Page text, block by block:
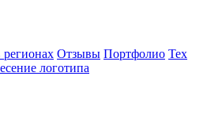
Отзывы Портфолио Тех
логотипа